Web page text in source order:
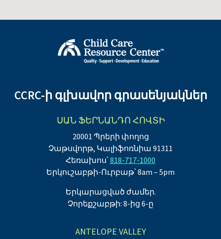
CCRC-ի գլխավոր գրասենյակներ
ՍԱՆ ՖԵՐՆԱՆԴՈ ՀՈՎՏԻ
20001 Պրերի փողոց
Չաթսվորթ, Կալիֆոռնիա 91311
Հեռախոս՝818-717-1000
Երկուշաբթի-Ուրբաթ՝ 8am – 5pm
Երկարացված ժամեր.
Չորեքշաբթի: 8-ից 6-ը
ANTELOPE VALLEY